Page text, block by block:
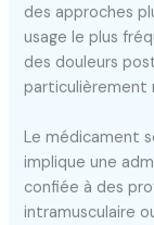
des approches
usage le plus
des douleurs
particulièrement
Le médicament
implique une
confiée à des
intramusculaire